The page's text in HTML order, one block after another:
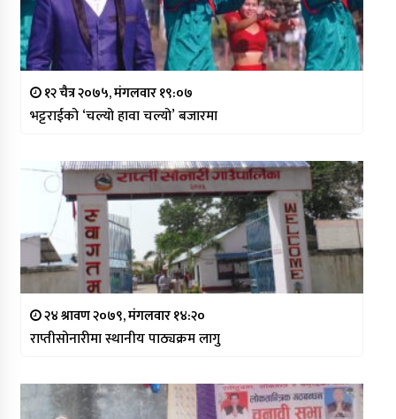
१२ चैत्र २०७५, मंगलवार १९:०७
भट्टराईको ‘चल्यो हावा चल्यो’ बजारमा
२४ श्रावण २०७९, मंगलवार १४:२०
राप्तीसोनारीमा स्थानीय पाठ्यक्रम लागु